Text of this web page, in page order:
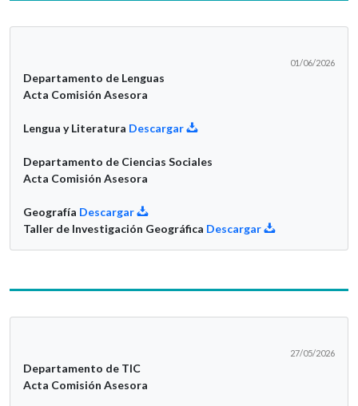
01/06/2026
Departamento de Lenguas
Acta Comisión Asesora
Lengua y Literatura Descargar
Departamento de Ciencias Sociales
Acta Comisión Asesora
Geografía Descargar
Taller de Investigación Geográfica Descargar
27/05/2026
Departamento de TIC
Acta Comisión Asesora